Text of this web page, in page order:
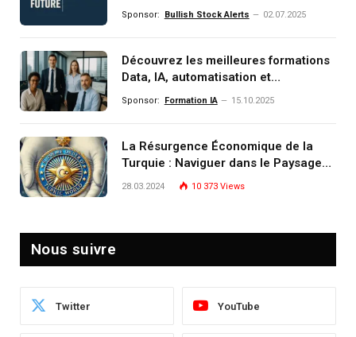
comprendre, investir et dominer le
Sponsor: Bullish Stock Alerts 02.07.2025
Découvrez les meilleures formations
Data, IA, automatisation et
investissement (gestion de
Sponsor: Formation IA 15.10.2025
La Résurgence Économique de la
Turquie : Naviguer dans le Paysage
Post-Crise
28.03.2024 10 373 Views
Nous suivre
Twitter YouTube